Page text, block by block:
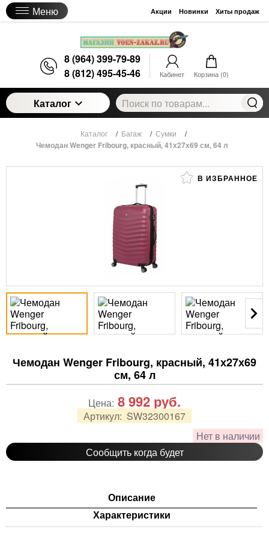
Меню Акции Новинки Хиты продаж
8 (964) 399-79-89
8 (812) 495-45-46
Кабинет Корзина (0)
Каталог
Каталог / Багаж / Сумки /
Чемодан Wenger Fribourg, красный, 41х27х69 см, 64 л
В ИЗБРАННОЕ
Чемодан Wenger Fribourg, красный, 41х27х69
см, 64 л
Артикул: SW32300167
Нет в наличии
Сообщить когда будет
Цена: 8 992 руб.
Описание
Характеристики